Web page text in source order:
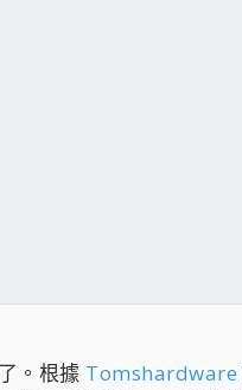
。根據 Tomshardware